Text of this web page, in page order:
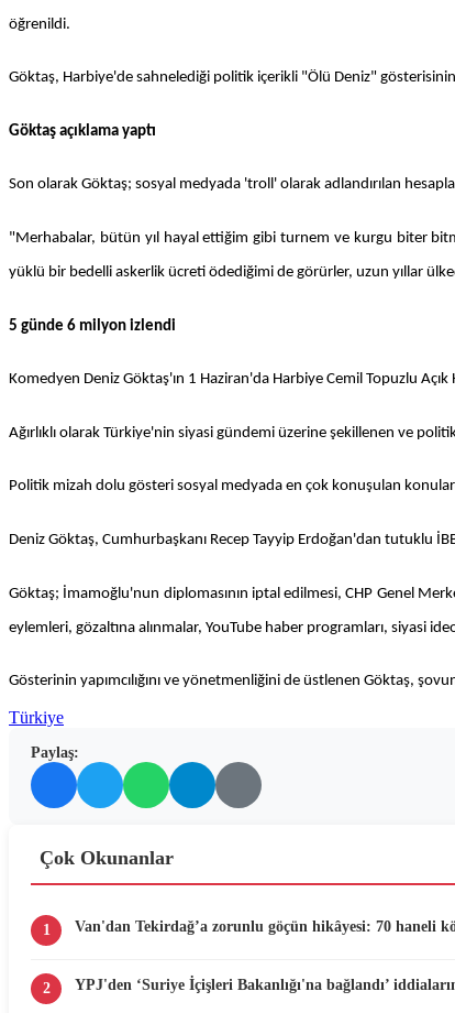
öğrenildi.
Göktaş, Harbiye'de sahnelediği politik içerikli "Ölü Deniz"
Göktaş açıklama yaptı
Son olarak Göktaş; sosyal medyada 'troll' olarak adlandırılan
"Merhabalar, bütün yıl hayal ettiğim gibi turnem ve kurgu biter
yüklü bir bedelli askerlik ücreti ödediğimi de görürler, uzun yıllar
5 günde 6 milyon izlendi
Komedyen Deniz Göktaş'ın 1 Haziran'da Harbiye Cemil Topuzlu
Ağırlıklı olarak Türkiye'nin siyasi gündemi üzerine şekillenen ve
Politik mizah dolu gösteri sosyal medyada en çok konuşulan
Deniz Göktaş, Cumhurbaşkanı Recep Tayyip Erdoğan'dan tutuklu
Göktaş; İmamoğlu'nun diplomasının iptal edilmesi, CHP Genel
eylemleri, gözaltına alınmalar, YouTube haber programları, siyasi
Gösterinin yapımcılığını ve yönetmenliğini de üstlenen Göktaş,
Türkiye
Paylaş:
Çok Okunanlar
1 Van'dan Tekirdağ’a zorunlu göçün hikâyesi: 70 haneli
2 YPJ'den ‘Suriye İçişleri Bakanlığı'na bağlandı’